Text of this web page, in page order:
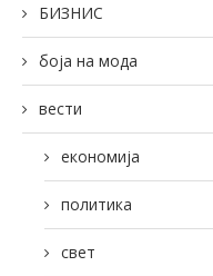
БИЗНИС
боја на мода
вести
економија
политика
свет